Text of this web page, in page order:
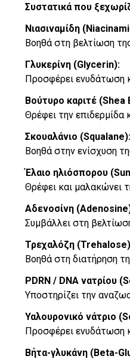
Συστατικά που
Νιασιναμίδη
Βοηθά στη βελτίωση
Γλυκερίνη (Glycerin):
Προσφέρει ενυδάτωση
Βούτυρο καριτέ
Θρέφει την
Σκουαλάνιο (Squalane):
Βοηθά στην ενίσχυση
Έλαιο ηλιόσπορου
Θρέφει και μαλακώνει
Αδενοσίνη
Συμβάλλει στη
Τρεχαλόζη
Βοηθά στη διατήρηση
PDRN / DNA νατρίου
Υποστηρίζει την
Υαλουρονικό νάτριο
Προσφέρει ενυδάτωση
Βήτα-γλυκάνη (Beta-